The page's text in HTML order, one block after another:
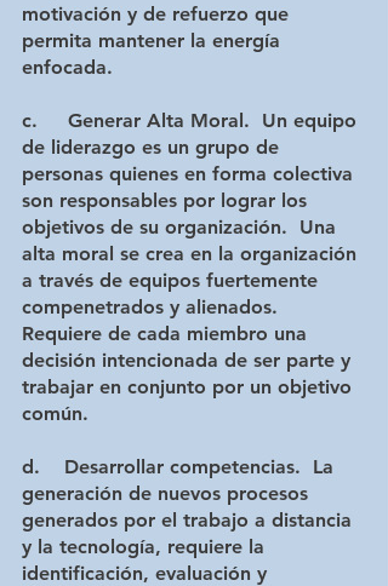
motivación y de refuerzo que
permita mantener la energía
enfocada.
c.     Generar Alta Moral.
  Un equipo
de liderazgo es un grupo de
personas quienes en forma colectiva
son responsables por lograr los
objetivos de su organización.  Una
alta moral se crea en la organización
a través de equipos fuertemente
compenetrados y alienados.
Requiere de cada miembro una
decisión intencionada de ser parte y
trabajar en conjunto por un objetivo
común.
d.    Desarrollar competencias.
  La
generación de nuevos procesos
generados por el trabajo a distancia
y la tecnología, requiere la
identificación, evaluación y